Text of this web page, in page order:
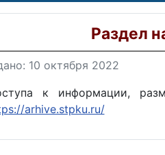
Раздел
10 октября 2022
к информации,
arhive.stpku.ru/